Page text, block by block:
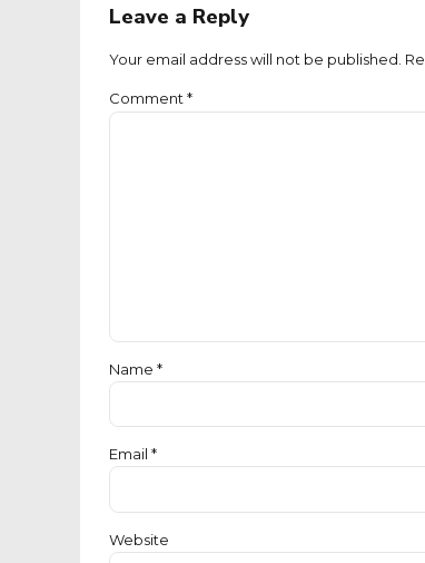
Leave a Reply
Your email address will not be published.
Comment *
Name *
Email *
Website